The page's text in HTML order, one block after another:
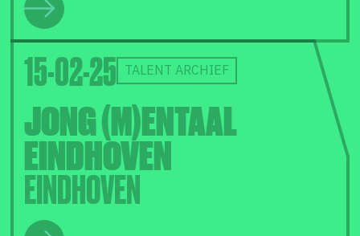
15-02-25 TALENT ARCHIEF
JONG (M)ENTAAL
EINDHOVEN
EINDHOVEN